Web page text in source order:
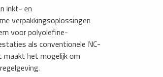
inkt- en
verpakkingsoplossingen
voor polyolefine-
als conventionele NC-
maakt het mogelijk om